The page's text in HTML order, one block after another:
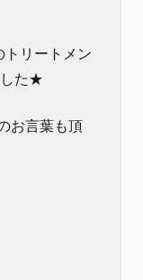
トリートメン
した★
お言葉も頂